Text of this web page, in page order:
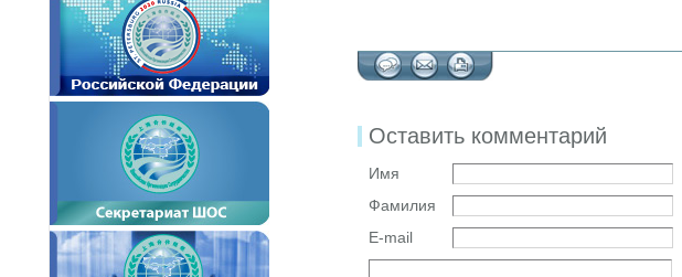
Оставить комментарий
Имя
Фамилия
E-mail